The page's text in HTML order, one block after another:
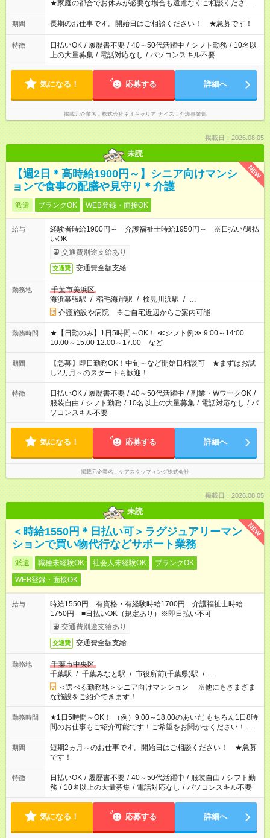
★家庭の都合でお休みが必要な場合も遠慮なくご相談ください。
※シフトはご希望に合わせて調整可能です。 その他、 ＊週4日・
1日7時間 ＊日勤のみ ＊土日休み ＊午前だけ・午後だけ ＊平日
仕事をご紹介できます！ 登録の際に、あなたのご希望をお聞か
せください。
期間 長期のお仕事です。開始日はご相談ください！ ★急募です！
特徴 日払いOK / 履歴書不要 / 40～50代活躍中 / シフト勤務 / 10名以
上の大量募集 / 電話対応なし / パソコンスキル不要
気になる！ 応募する 詳細へ
掲載元企業名 株式会社ネオキャリア ナイス！介護事業部
掲載日：2026.08.05
未読
NEW
【週2日＊高時給1900円～】シニア向けマンシ
ョンで食事の配膳や見守り＊介護
派遣 ブランクOK WEB登録・面接OK
給与
経験者時給1900円～ 介護福祉士時給1950円～ ※日払い/週払
いOK
交通費別途支給あり
交通費 交通費全額支給
勤務地
千葉市美浜区
海浜幕張駅 / 稲毛海岸駅 / 検見川浜駅 / …
介護施設や病院 ※ご自宅近辺からご案内可能
勤務時間
★【日勤のみ】1日5時間～OK！ ≪シフト例≫ 9:00～14:00
10:00～15:00 12:00～17:00 など
期間
【急募】即日勤務OK！中旬～など開始日相談可 ★まずはお試
し2カ月～のスタートも歓迎！
特徴 日払いOK / 履歴書不要 / 40～50代活躍中 / 副業・WワークOK /
服装自由 / シフト勤務 / 10名以上の大量募集 / 電話対応なし / パ
ソコンスキル不要
気になる！ 応募する 詳細へ
掲載元企業名 ケアスタッフィング株式会社
掲載日：2026.08.05
未読
NEW
＜時給1550円＊日払い可＞ラグジュアリーマン
ションで買い物代行などサポート業務
派遣 職種未経験OK 社会人未経験OK
ブランクOK
WEB登録・面接OK
給与
時給1550円 有資格・有経験時給1700円 介護福祉士時給
1750円 ■日払いOK（規定あり）※即日払い不可
交通費別途支給あり
交通費 交通費全額支給
勤務地
千葉市中央区
千葉駅 / 千葉みなと駅 / 市役所前(千葉県)駅 / …
＜選べる勤務地＞シニア向けマンション ※他にもさまざま
な施設をご紹介できます！
勤務時間
★1日5時間～OK！ （例）9:00～18:00のあいだ もちろん1日8時
間のお仕事もご紹介可能です！ご希望をお聞かせください！ ★
家庭の都合でお休みが必要な場合も遠慮なくご相談ください。
※週最低15時間以上の勤務が必要です
期間
短期2ヵ月～のお仕事です。開始日はご相談ください！ ★急募
です！
特徴 日払いOK / 履歴書不要 / 40～50代活躍中 / 服装自由 / シフト勤
務 / 10名以上の大量募集 / 電話対応なし / パソコンスキル不要
気になる！ 応募する 詳細へ